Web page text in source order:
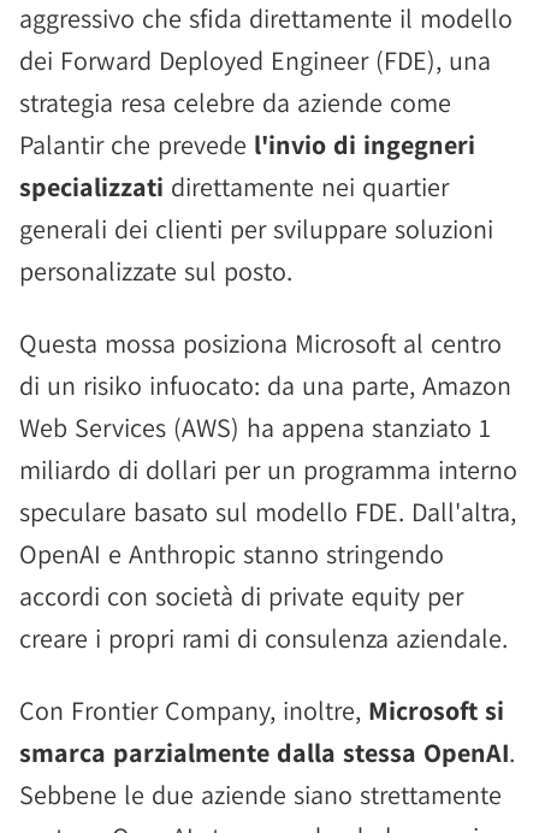
aggressivo che sfida direttamente il modello
dei Forward Deployed Engineer (FDE), una
strategia resa celebre da aziende come
Palantir che prevede l'invio di ingegneri
specializzati direttamente nei quartier
generali dei clienti per sviluppare soluzioni
personalizzate sul posto.
Questa mossa posiziona Microsoft al centro
di un risiko infuocato: da una parte, Amazon
Web Services (AWS) ha appena stanziato 1
miliardo di dollari per un programma interno
speculare basato sul modello FDE. Dall'altra,
OpenAI e Anthropic stanno stringendo
accordi con società di private equity per
creare i propri rami di consulenza aziendale.
Con Frontier Company, inoltre, Microsoft si
smarca parzialmente dalla stessa OpenAI.
Sebbene le due aziende siano strettamente